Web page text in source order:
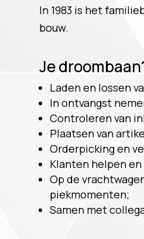
In 1983 is het
bouw.
Je
Laden en lossen
In ontvangst
Controleren van
Plaatsen van
Orderpicking en
Klanten helpen
Op de
piekmomenten;
Samen met